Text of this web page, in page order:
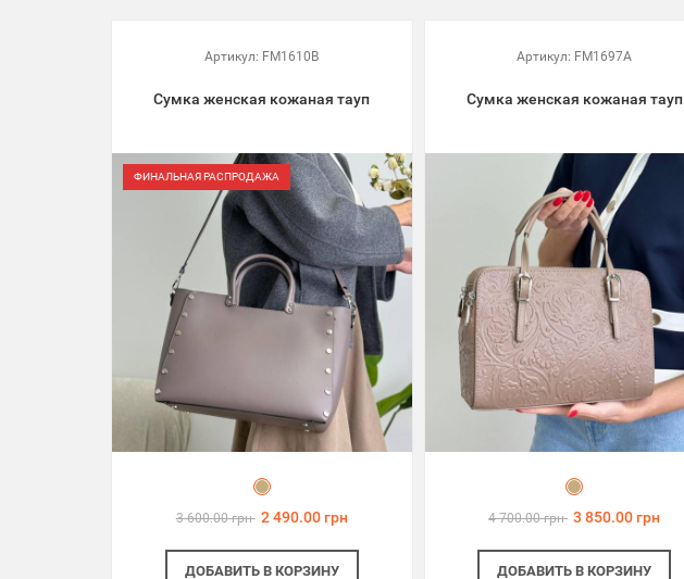
Артикул: FM1610B
Сумка женская кожаная тауп
ФИНАЛЬНАЯ РАСПРОДАЖА
3 600.00 грн 2 490.00 грн
ДОБАВИТЬВ КОРЗИНУ
Артикул: FM1697A
Сумка женская кожаная тауп
4 700.00 грн 3 850.00 грн
ДОБАВИТЬ В КОРЗИНУ